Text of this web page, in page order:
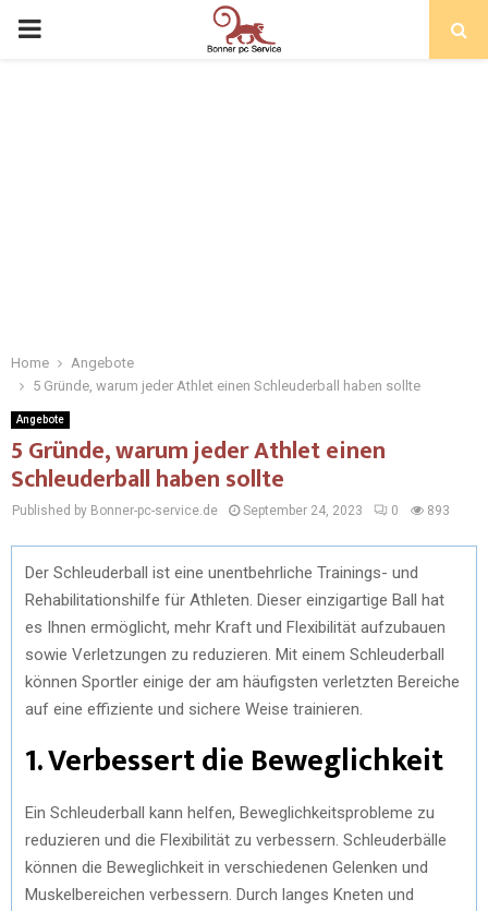
Home
Angebote
5 Gründe, warum jeder Athlet einen Schleuderball haben sollte
Angebote
5 Gründe, warum jeder Athlet einen
Schleuderball haben sollte
Published by Bonner-pc-service.de September 24, 2023 0 893
Der Schleuderball ist eine unentbehrliche Trainings- und
Rehabilitationshilfe für Athleten. Dieser einzigartige Ball hat
es Ihnen ermöglicht, mehr Kraft und Flexibilität aufzubauen
sowie Verletzungen zu reduzieren. Mit einem Schleuderball
können Sportler einige der am häufigsten verletzten Bereiche
auf eine effiziente und sichere Weise trainieren.
1. Verbessert die Beweglichkeit
Ein Schleuderball kann helfen, Beweglichkeitsprobleme zu
reduzieren und die Flexibilität zu verbessern. Schleuderbälle
können die Beweglichkeit in verschiedenen Gelenken und
Muskelbereichen verbessern. Durch langes Kneten und